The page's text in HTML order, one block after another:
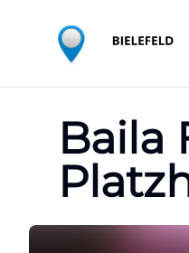
Baila